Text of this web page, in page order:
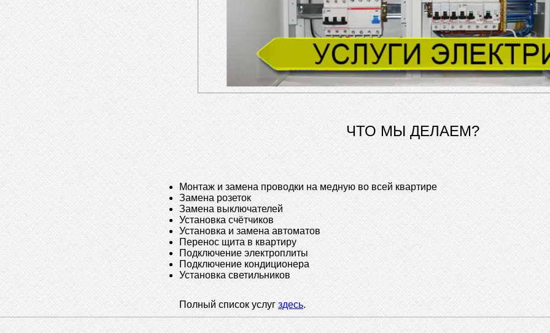
ЧТО МЫ ДЕЛАЕМ?
Монтаж и замена проводки на медную во всей квартире
Замена розеток
Замена выключателей
Установка счётчиков
Установка и замена автоматов
Перенос щита в квартиру
Подключение электроплиты
Подключение кондиционера
Установка светильников
Полный список услуг здесь.